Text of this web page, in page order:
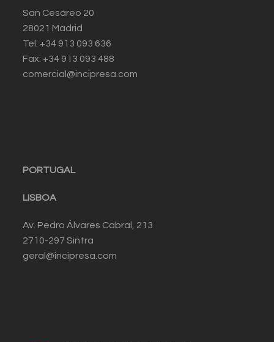
San Cesáreo 20
28021 Madrid
Tel: +34 913 093 636
Fax: +34 913 093 488
comercial@incipresa.com
PORTUGAL
LISBOA
Av. Pedro Álvares Cabral, 213
2710-297 Sintra
geral@incipresa.com